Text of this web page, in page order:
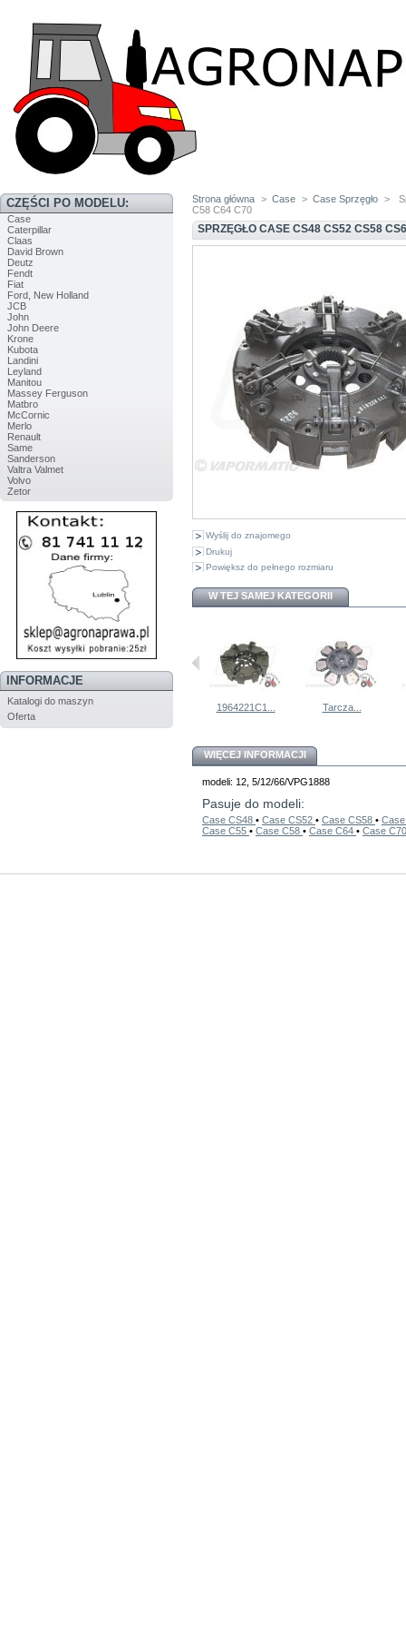
CZĘŚCI PO MODELU:
Case
Caterpillar
Claas
David Brown
Deutz
Fendt
Fiat
Ford, New Holland
JCB
John
John Deere
Krone
Kubota
Landini
Leyland
Manitou
Massey Ferguson
Matbro
McCornic
Merlo
Renault
Same
Sanderson
Valtra Valmet
Volvo
Zetor
INFORMACJE
Katalogi do maszyn
Oferta
Strona główna > Case > Case Sprzęgło >
C58 C64 C70
SPRZĘGŁO CASE CS48 CS52 CS58
Wyślij do znajomego
Drukuj
Powiększ do pełnego rozmiaru
W TEJ SAMEJ KATEGORII
MPP1122... 1964221C1... Tarcza...
WIĘCEJ INFORMACJI
modeli: 12, 5/12/66/VPG1888
Pasuje do modeli:
Case CS48 • Case CS52 • Case CS58 •
Case C55 • Case C58 • Case C64 • Case